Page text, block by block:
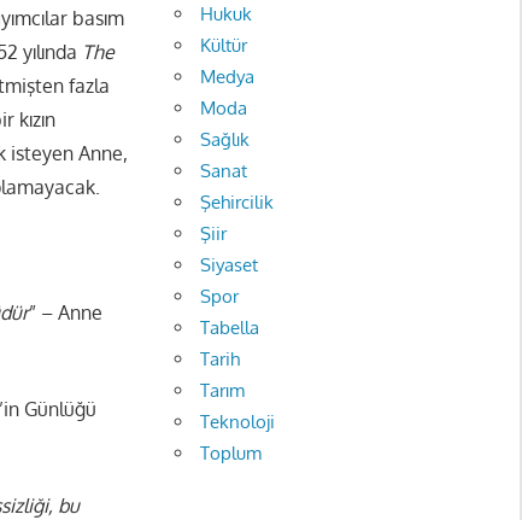
basım
yılında The
fazla
kızın
isteyen Anne,
” – Anne
Günlüğü
bu
Hukuk
Kültür
Medya
Moda
Sağlık
Sanat
Şehircilik
Şiir
Siyaset
Spor
Tabella
Tarih
Tarım
Teknoloji
Toplum